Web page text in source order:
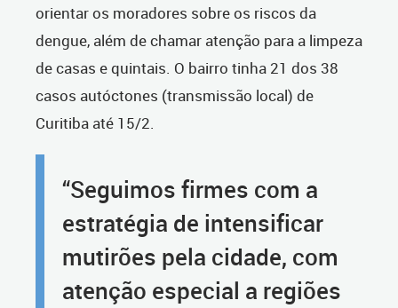
orientar os moradores sobre os riscos da
dengue, além de chamar atenção para a limpeza
de casas e quintais. O bairro tinha 21 dos 38
casos autóctones (transmissão local) de
Curitiba até 15/2.
“Seguimos firmes com a
estratégia de intensificar
mutirões pela cidade, com
atenção especial a regiões